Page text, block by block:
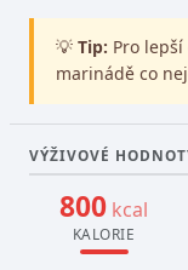
💡 Tip: Pro
marinádě co
VÝŽIVOVÉ
800 kcal
KALORIE